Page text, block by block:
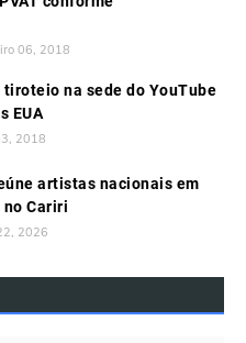
06, 2018
na sede do YouTube
EUA
2018
artistas nacionais em
Cariri
2026